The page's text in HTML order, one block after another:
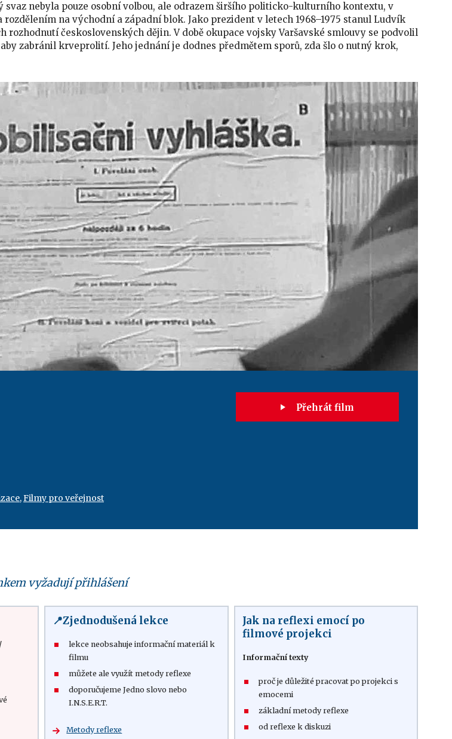
svaz nebyla pouze osobní volbou, ale odrazem širšího politicko-kulturního kontextu, v
rozdělením na východní a západní blok. Jako prezident v letech 1968–1975 stanul Ludvík
rozhodnutí československých dějin. V době okupace vojsky Varšavské smlouvy se podvolil
zabránil krveprolití. Jeho jednání je dodnes předmětem sporů, zda šlo o nutný krok,
,Filmy pro veřejnost
Přehrát film
vyžadují přihlášení
/
📍Zjednodušená lekce
lekce neobsahuje informační materiál k
filmu
můžete ale využít metody reflexe
doporučujeme Jedno slovo nebo
I.N.S.E.R.T.
Metody reflexe
Jak na reflexi emocí po
filmové projekci
Informační texty
proč je důležité pracovat po projekci s
emocemi
základní metody reflexe
od reflexe k diskuzi